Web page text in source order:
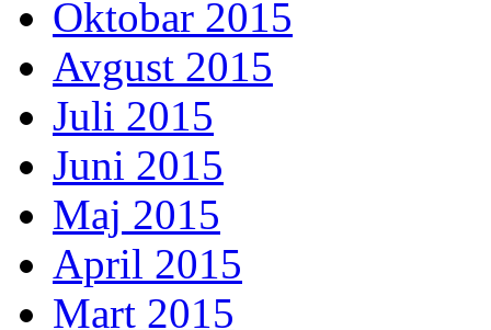
Oktobar 2015
Avgust 2015
Juli 2015
Juni 2015
Maj 2015
April 2015
Mart 2015